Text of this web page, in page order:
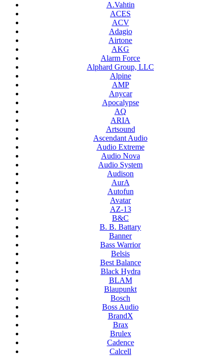
A.Vahtin
ACES
ACV
Adagio
Airtone
AKG
Alarm Force
Alphard Group, LLC
Alpine
AMP
Anycar
Apocalypse
AQ
ARIA
Artsound
Ascendant Audio
Audio Extreme
Audio Nova
Audio System
Audison
AurA
Autofun
Avatar
AZ-13
B&C
B. B. Battary
Banner
Bass Warrior
Belsis
Best Balance
Black Hydra
BLAM
Blaupunkt
Bosch
Boss Audio
BrandX
Brax
Brulex
Cadence
Calcell